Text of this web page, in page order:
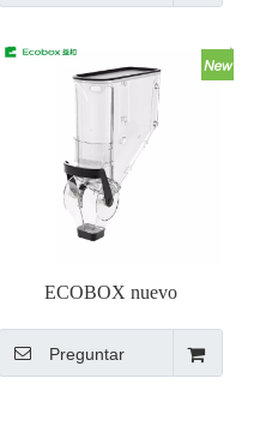
ECOBOX nuevo
dispensador de gravedad ZT-
08
Preguntar